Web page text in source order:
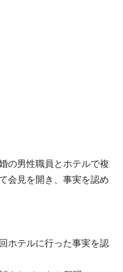
の男性職員とホテルで複
会見を開き、事実を認め
ホテルに行った事実を認